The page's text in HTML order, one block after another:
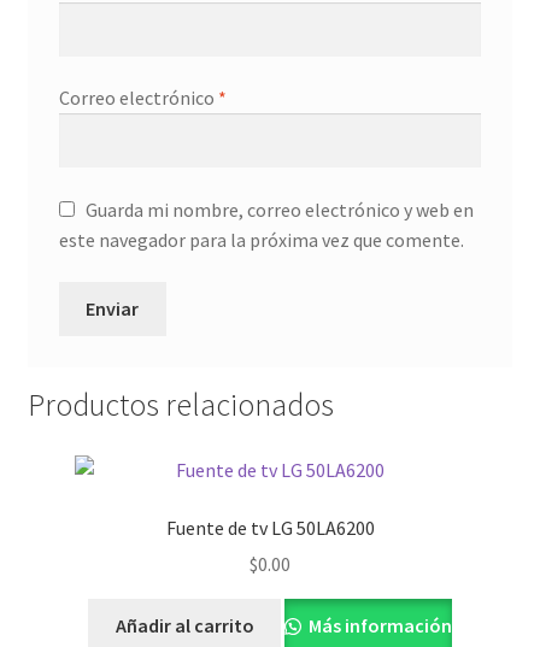
Correo electrónico *
Guarda mi nombre, correo electrónico y web en
este navegador para la próxima vez que comente.
Productos relacionados
Fuente de tv LG 50LA6200
$0.00
Añadir al carrito Más información